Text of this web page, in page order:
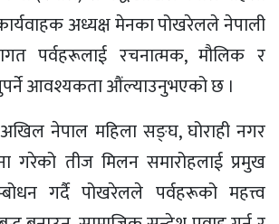
अध्यक्ष मेनका पोखरेलले नेपाली
पर्वहरूलाई रचनात्मक, मौलिक र
आवश्यकता औंल्याउनुभएको छ ।
अखिल नेपाल महिला सङ्घ, घोराही नगर
गरेको तीज मिलन समारोहलाई प्रमुख
गर्दै पोखरेलले पर्वहरूको महत्त्व